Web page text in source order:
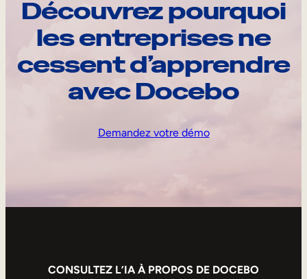
Découvrez pourquoi
les entreprises ne
cessent d’apprendre
avec Docebo
Demandez votre démo
CONSULTEZ L’IA À PROPOS DE DOCEBO